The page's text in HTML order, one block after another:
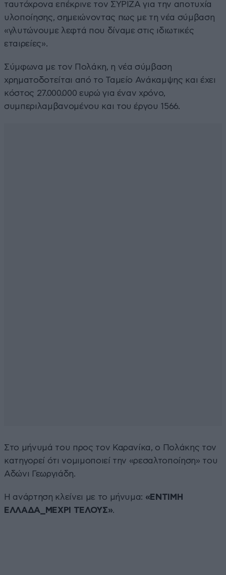
ταυτόχρονα επέκρινε τον ΣΥΡΙΖΑ για την αποτυχία
υλοποίησης, σημειώνοντας πως με τη νέα σύμβαση
«γλυτώνουμε λεφτά που δίναμε στις ιδιωτικές
εταιρείες».
Σύμφωνα με τον Πολάκη, η νέα σύμβαση
χρηματοδοτείται από το Ταμείο Ανάκαμψης και έχει
κόστος 27.000.000 ευρώ για έναν χρόνο,
συμπεριλαμβανομένου και του έργου 1566.
Στο μήνυμά του προς τον Καρανίκα, ο Πολάκης τον
κατηγορεί ότι νομιμοποιεί την «ρεσαλτοποίηση» του
Αδώνι Γεωργιάδη.
Η ανάρτηση κλείνει με το μήνυμα: «ΕΝΤΙΜΗ
ΕΛΛΑΔΑ_ΜΕΧΡΙ ΤΕΛΟΥΣ».